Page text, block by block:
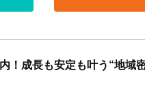
！成長も安定も叶う“地域